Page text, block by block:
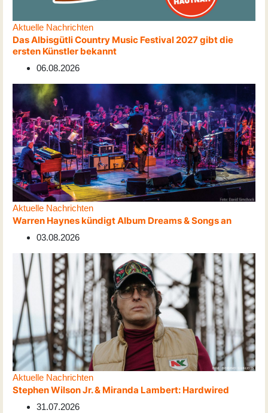
Aktuelle Nachrichten
Das Albisgütli Country Music Festival 2027 gibt die
ersten Künstler bekannt
06.08.2026
Aktuelle Nachrichten
Warren Haynes kündigt Album Dreams & Songs an
03.08.2026
Aktuelle Nachrichten
Stephen Wilson Jr. & Miranda Lambert: Hardwired
31.07.2026